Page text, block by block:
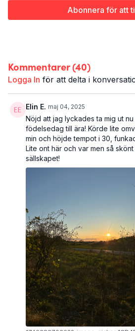
med löpningen i programmet “Spring
Det här är See me rollin':
Run-along (bara audio)
Kom igång med löpning
25 minuter
Abonnera för att
Kommentarer (40)
Logga In för att delta i
Elin E. maj 04, 2025
Nöjd att jag lyckades ta mig ut
födelsedag till ära! Körde lite
min och höjde tempot i 30,
Lite ont här och var men så
sällskapet!